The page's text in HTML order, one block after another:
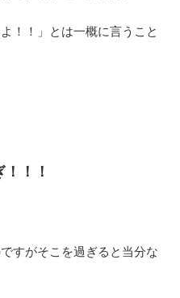
！！」とは一概に言うこと
！！
すがそこを過ぎると当分な